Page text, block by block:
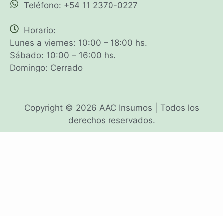
Teléfono: +54 11 2370-0227
Horario:
Lunes a viernes: 10:00 – 18:00 hs.
Sábado: 10:00 – 16:00 hs.
Domingo: Cerrado
Copyright © 2026 AAC Insumos | Todos los
derechos reservados.